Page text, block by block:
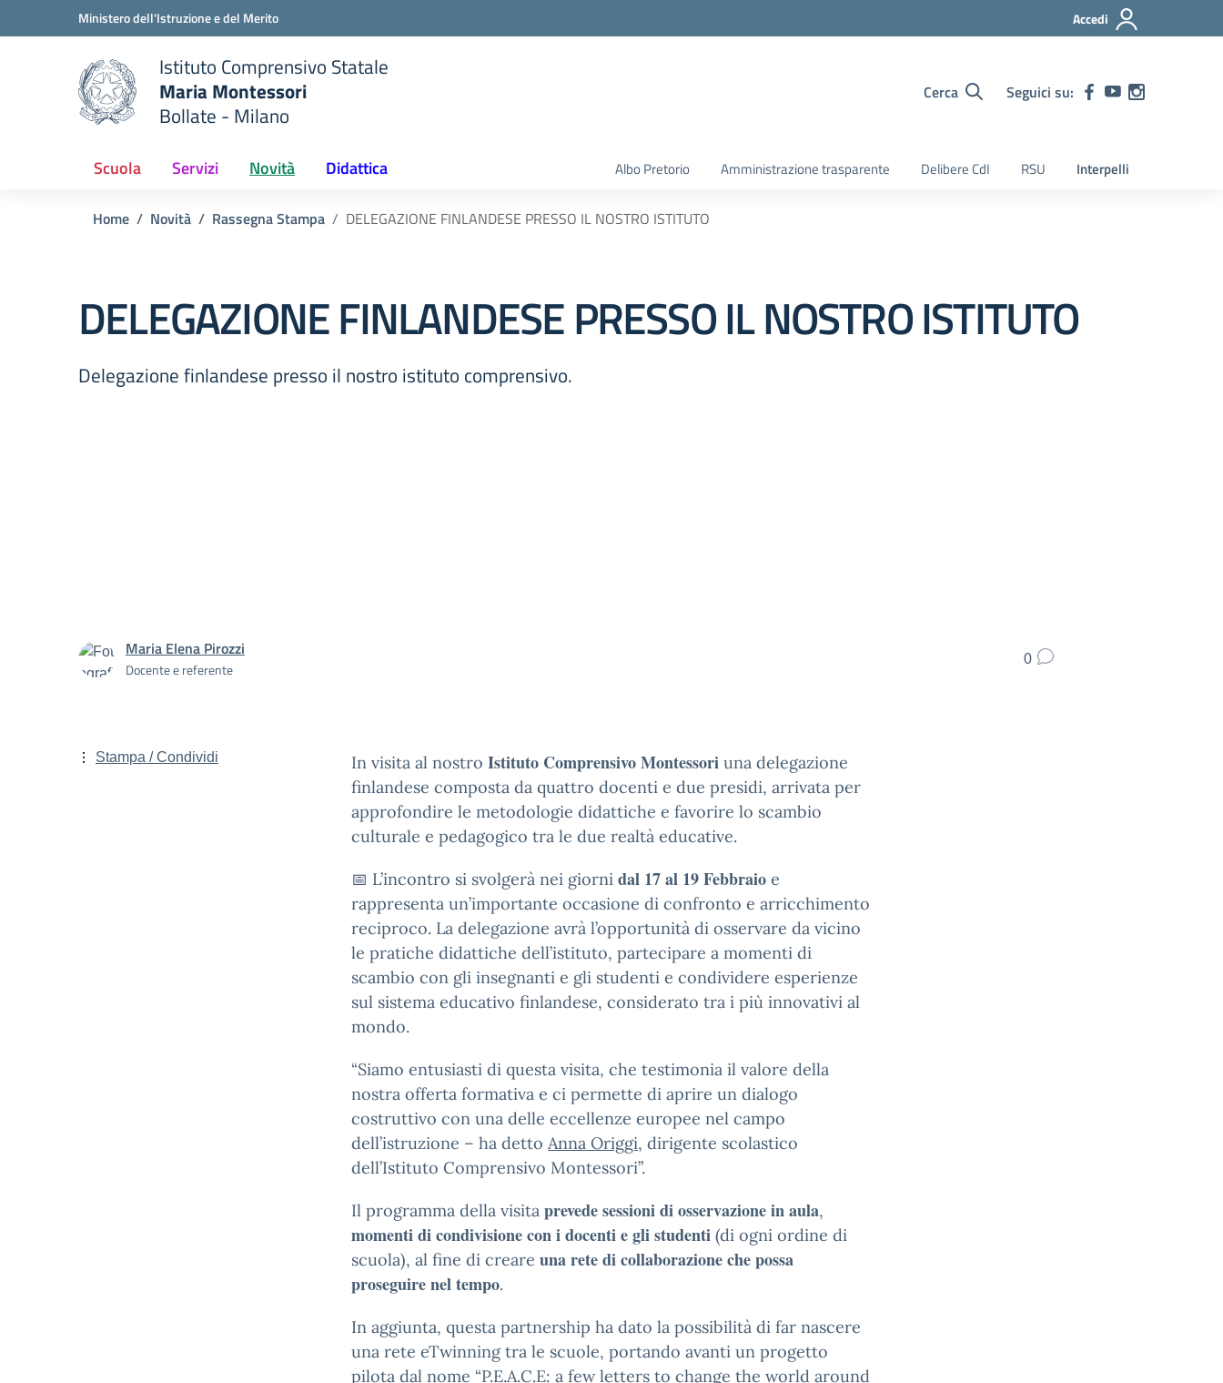
Ministero dell'Istruzione e del Merito Accedi
scuola
Istituto Comprensivo Statale
Maria Montessori
Bollate - Milano
Cerca Seguici su:
Scuola Servizi Novità Didattica Albo Pretorio Amministrazione trasparente Delibere CdI RSU Interpelli
Home Novità Rassegna Stampa DELEGAZIONE FINLANDESE PRESSO IL NOSTRO ISTITUTO
DELEGAZIONE FINLANDESE PRESSO IL NOSTRO ISTITUTO
Delegazione finlandese presso il nostro istituto comprensivo.
Maria Elena Pirozzi
Docente e referente
0
In visita al nostro Istituto Comprensivo Montessori una delegazione
finlandese composta da quattro docenti e due presidi, arrivata per
approfondire le metodologie didattiche e favorire lo scambio
culturale e pedagogico tra le due realtà educative.
📅 L’incontro si svolgerà nei giorni dal 17 al 19 Febbraio e
rappresenta un’importante occasione di confronto e arricchimento
reciproco. La delegazione avrà l’opportunità di osservare da vicino
le pratiche didattiche dell’istituto, partecipare a momenti di
scambio con gli insegnanti e gli studenti e condividere esperienze
sul sistema educativo finlandese, considerato tra i più innovativi al
mondo.
“Siamo entusiasti di questa visita, che testimonia il valore della
nostra offerta formativa e ci permette di aprire un dialogo
costruttivo con una delle eccellenze europee nel campo
dell’istruzione – ha detto Anna Origgi, dirigente scolastico
dell’Istituto Comprensivo Montessori”.
Il programma della visita prevede sessioni di osservazione in aula,
momenti di condivisione con i docenti e gli studenti (di ogni ordine di
scuola), al fine di creare una rete di collaborazione che possa
proseguire nel tempo.
In aggiunta, questa partnership ha dato la possibilità di far nascere
una rete eTwinning tra le scuole, portando avanti un progetto
pilota dal nome “P.E.A.C.E: a few letters to change the world around
Stampa / Condividi